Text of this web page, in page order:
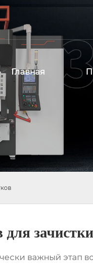
Главная
для
важный этап